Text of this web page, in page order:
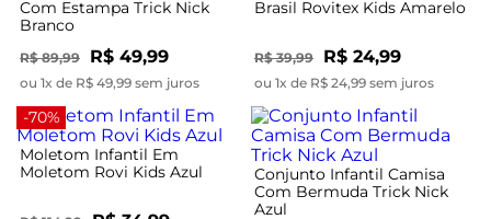
Com Estampa Trick Nick
Branco
R$ 89,99 R$ 49,99
ou 1x de R$ 49,99 sem juros
Brasil Rovitex Kids Amarelo
R$ 39,99 R$ 24,99
ou 1x de R$ 24,99 sem juros
-70%
Moletom Infantil Em
Moletom Rovi Kids Azul
Conjunto Infantil Camisa
Com Bermuda Trick Nick
Azul